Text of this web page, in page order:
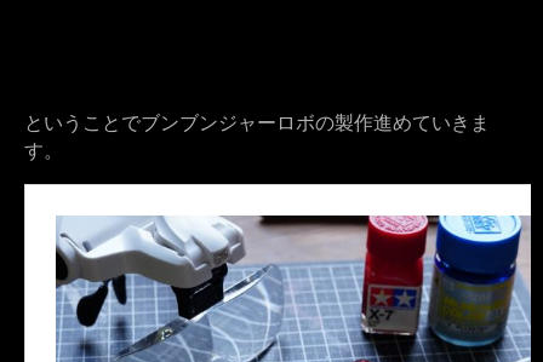
ということでブンブンジャーロボの製作進めていきま
す。